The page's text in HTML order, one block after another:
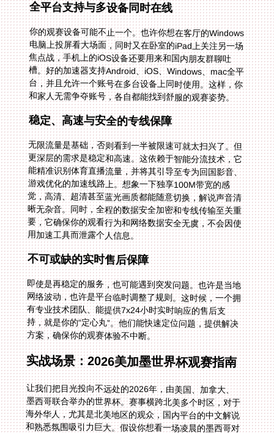
全平台支持与多设备同时在线
你的观赛设备可能不止一个。也许你想在客厅的Windows
电脑上投屏看大场面，同时又在卧室的iPad上关注另一场
焦点战，手机上的iOS设备还要用来和国内朋友群聊吐
槽。好的加速器支持Android、iOS、Windows、mac全平
台，并且允许一个账号在多台设备上同时使用。这样，你
和家人无需争夺账号，各自都能找到舒服的观赛姿势。
稳定、高速与安全的专线保障
无限流量是基础，否则看到一半被限速可就太扫兴了。但
更深层的需求是稳定和高速。这依赖于智能分流技术，它
能精准识别体育直播流量，并将其引导至专为回国影音、
游戏优化的加速线路上。想象一下独享100M带宽的感
觉，高清、超清甚至蓝光画质都能随意切换，解说声音清
晰无杂音。同时，全程的数据安全加密和专线传输至关重
要，它确保你的观看行为和网络数据安全无虞，不会因使
用加速工具而泄露个人信息。
不可或缺的实时售后保障
即使是再稳定的服务，也可能遇到突发问题。也许是当地
网络波动，也许是平台临时调整了规则。这时候，一个拥
有专业技术团队、能提供7x24小时实时响应的售后支
持，就是你的“定心丸”。他们能快速定位问题，提供解决
方案，确保你的观赛体验不中断。
实战场景：2026美加墨世界杯观赛指南
让我们把目光投向不远处的2026年，由美国、加拿大、
墨西哥联合举办的世界杯。赛事横跨北美多个时区，对于
海外华人，尤其是北美地区的观众，国内平台的中文解说
和熟悉氛围吸引力巨大。假设你想看一场凌晨的墨西哥对
阵厄瓜多尔的小组赛。你身在纽约，打开咪咕视频，却遭
遇限制。此时，你只需提前开启加速器，它会智能选择一
条从美国东部到中国上海的优化线路。连接成功后，你的
网络环境在平台看来就位于国内了。点击直播，熟悉的解
说声响起，你可以畅聊“小豌豆”的继承者们，无需忍受外